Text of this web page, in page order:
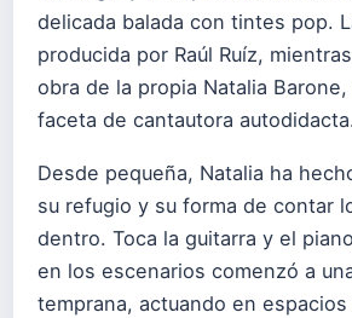
delicada balada con tintes pop.
producida por Raúl Ruíz,
obra de la propia Natalia
faceta de cantautora autodidacta.
Desde pequeña, Natalia ha
su refugio y su forma de contar
dentro. Toca la guitarra y el
en los escenarios comenzó a
temprana, actuando en